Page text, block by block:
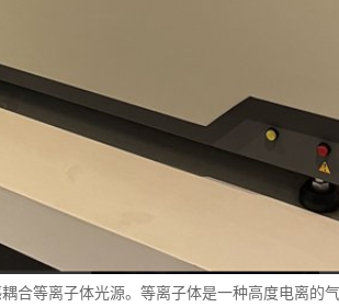
等离子体光源。等离子体是一种高度电离的